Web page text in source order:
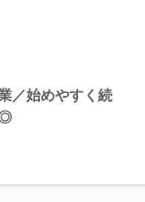
／始めやすく続
◎